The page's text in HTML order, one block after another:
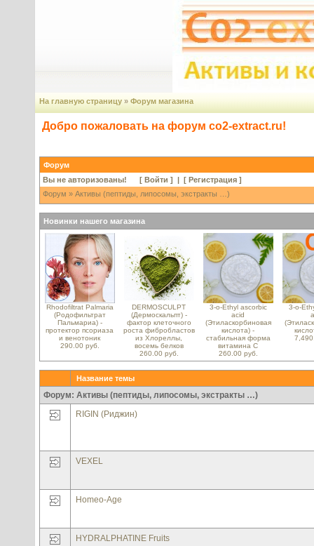
На главную страницу » Форум магазина
Добро пожаловать на форум co2-extract.ru!
Форум
Вы не авторизованы! [ Войти ] | [ Регистрация ]
Форум » Активы (пептиды, липосомы, экстракты …)
Новинки нашего магазина
Rhodofiltrat Palmaria
(Родофильтрат
Пальмариа) -
протектор псориаза
и венотоник
290.00 руб.
DERMOSCULPT
(Дермоскальпт) -
фактор клеточного
роста фибробластов
из Хлореллы,
восемь белков
260.00 руб.
3-o-Ethyl ascorbic
acid
(Этиласкорбиновая
кислота) -
стабильная форма
витамина С
260.00 руб.
3-o-
Название темы
Форум: Активы (пептиды, липосомы, экстракты …)
RIGIN (Риджин)
VEXEL
Homeo-Age
HYDRALPHATINE Fruits